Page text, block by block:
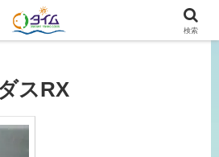
り情報はタイムにおまかせ！
スRX
検索